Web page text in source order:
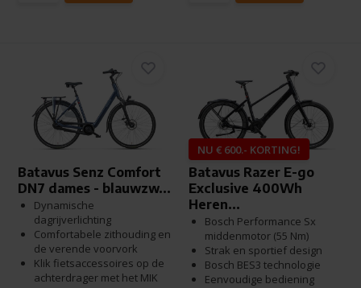
Batavus Senz Comfort
DN7 dames - blauwzw...
Dynamische
dagrijverlichting
Comfortabele zithouding en
de verende voorvork
Klik fietsaccessoires op de
achterdrager met het MIK
NU € 600.- KORTING!
Batavus Razer E-go
Exclusive 400Wh
Heren...
Bosch Performance Sx
middenmotor (55 Nm)
Strak en sportief design
Bosch BES3 technologie
Eenvoudige bediening